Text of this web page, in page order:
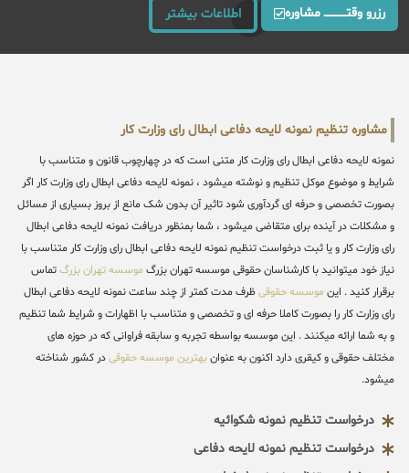
رزرو وقتــــــــــــ مشاوره اطلاعات بیشتر
مشاوره تنظیم نمونه لایحه دفاعی ابطال رای وزارت کار
نمونه لایحه دفاعی ابطال رای وزارت کار متنی است که در چهارچوب قانون و متناسب با
شرایط و موضوع موکل تنظیم و نوشته میشود ، نمونه لایحه دفاعی ابطال رای وزارت کار اگر
بصورت تخصصی و حرفه ای گردآوری شود تاثیر آن بدون شک مانع از بروز بسیاری از مسائل
و مشکلات در آینده برای متقاضی میشود ، شما بمنظور دریافت نمونه لایحه دفاعی ابطال
رای وزارت کار و یا ثبت درخواست تنظیم نمونه لایحه دفاعی ابطال رای وزارت کار متناسب با
نیاز خود میتوانید با کارشناسان حقوقی موسسه تهران بزرگ موسسه تهران بزرگتماس
برقرار کنید . این موسسه حقوقیظرف مدت کمتر از چند ساعت نمونه لایحه دفاعی ابطال
رای وزارت کار را بصورت کاملا حرفه ای و تخصصی و متناسب با اظهارات و شرایط شما تنظیم
و به شما ارائه میکنند . این موسسه بواسطه تجربه و سابقه فراوانی که در حوزه های
مختلف حقوقی و کیقری دارد اکنون به عنوانبهترین موسسه حقوقیدر کشور شناخته
میشود.
درخواست تنظیم نمونه شکوائیه
درخواست تنظیم نمونه لایحه دفاعی